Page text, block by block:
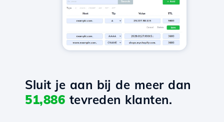
Sluit je aan bij de meer dan
51,886 tevreden klanten.